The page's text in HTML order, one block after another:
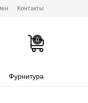
Контакты
0
Фурнитура